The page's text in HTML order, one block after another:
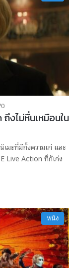
งไม่หื่นเหมือนใน
มะที่มีทั้งความเท่ และ
Live Action ที่ก็เก่ง
หนัง